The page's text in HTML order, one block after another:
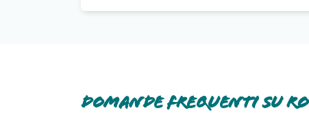
Domande frequenti su